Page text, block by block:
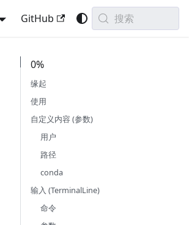
GitHub 搜索
0%
缘起
使用
自定义内容 (参数)
用户
路径
conda
输入 (TerminalLine)
命令